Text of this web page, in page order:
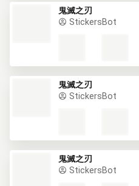
鬼滅之刃
StickersBot
鬼滅之刃
StickersBot
鬼滅之刃
StickersBot